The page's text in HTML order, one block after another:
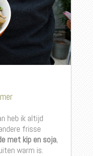
heb ik altijd
frisse
met kip en soja,
warm is.